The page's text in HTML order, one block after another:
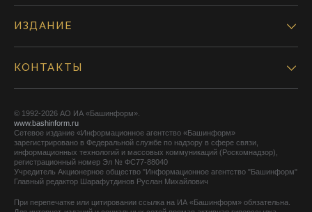
ИЗДАНИЕ
КОНТАКТЫ
© 1992-2026 АО ИА «Башинформ».
www.bashinform.ru
Сетевое издание «Информационное агентство «Башинформ»
зарегистрировано в Федеральной службе по надзору в сфере связи,
информационных технологий и массовых коммуникаций (Роскомнадзор),
регистрационный номер Эл № ФС77-88040
Учредитель Акционерное общество "Информационное агентство "Башинформ"
Главный редактор Шарафутдинов Руслан Михайлович
При перепечатке или цитировании ссылка на ИА «Башинформ» обязательна.